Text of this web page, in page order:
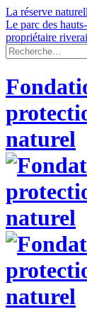
Skip
to
content
La réserve
Le parc des
propriétaire
Rechercher :
naturel